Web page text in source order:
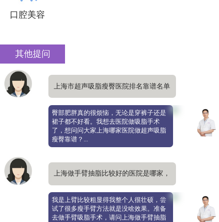
口腔美容
其他提问
上海市超声吸脂瘦臀医院排名靠谱名单
公布，推荐美莱
臀部肥胖真的很烦恼，无论是穿裤子还是
裙子都不好看。我想去医院做吸脂手术
了，想问问大家上海哪家医院做超声吸脂
瘦臀靠谱？...
上海做手臂抽脂比较好的医院是哪家，
真的能瘦手臂吗
我是上臂比较粗显得我整个人很壮硕，尝
试了很多瘦手臂方法就是没啥效果。准备
去做手臂吸脂手术，请问上海做手臂抽脂